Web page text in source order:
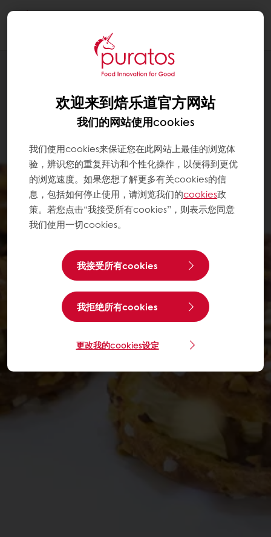
欢迎来到焙乐道官方网站
我们的网站使用cookies
我们使用cookies来保证您在此网站上最佳的浏览体
验，辨识您的重复拜访和个性化操作，以便得到更优
的浏览速度。如果您想了解更多有关cookies的信
息，包括如何停止使用，请浏览我们的cookies政
策。若您点击“我接受所有cookies”，则表示您同意
我们使用一切cookies。
我接受所有cookies
我拒绝所有cookies
更改我的cookies设定